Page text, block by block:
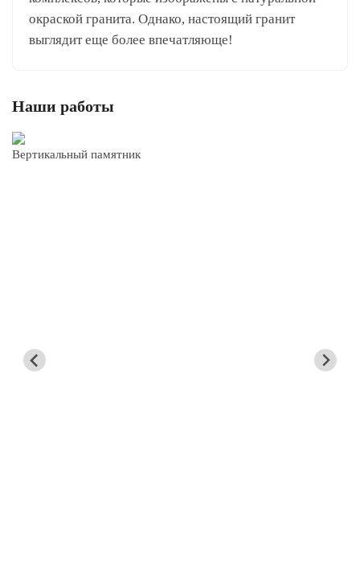
окраской гранита. Однако, настоящий гранит
выглядит еще более впечатляюще!
Наши работы
Вертикальный памятник